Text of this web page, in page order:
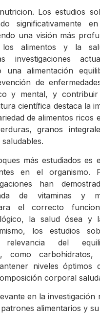
Los estudios
significativamente
una visión más
alimentos y la
investigaciones
una alimentación
de
y mental, y
científica destaca la
de alimentos ricos
granos
más estudiados es
en el organismo.
han
de vitaminas y
el correcto
la salud ósea y
los estudios
del
como
niveles óptimos
corporal
en la investigación
alimentarios y